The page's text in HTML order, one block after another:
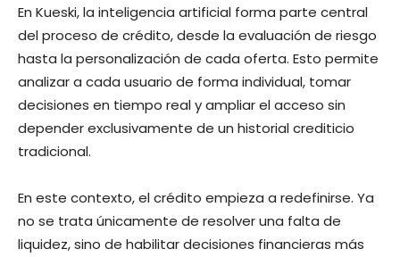
En Kueski, la inteligencia artificial forma parte central
del proceso de crédito, desde la evaluación de riesgo
hasta la personalización de cada oferta. Esto permite
analizar a cada usuario de forma individual, tomar
decisiones en tiempo real y ampliar el acceso sin
depender exclusivamente de un historial crediticio
tradicional.
En este contexto, el crédito empieza a redefinirse. Ya
no se trata únicamente de resolver una falta de
liquidez, sino de habilitar decisiones financieras más